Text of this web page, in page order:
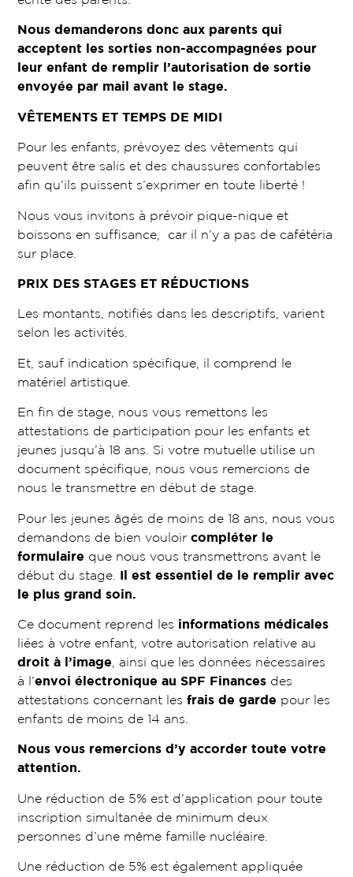
Nous demanderons donc aux parents qui
acceptent les sorties non-accompagnées pour
leur enfant de remplir l’autorisation de sortie
envoyée par mail avant le stage.
VÊTEMENTS ET TEMPS DE MIDI
Pour les enfants, prévoyez des vêtements qui
peuvent être salis et des chaussures confortables
afin qu’ils puissent s’exprimer en toute liberté !
Nous vous invitons à prévoir pique-nique et
boissons en suffisance, car il n’y a pas de cafétéria
sur place.
PRIX DES STAGES ET RÉDUCTIONS
Les montants, notifiés dans les descriptifs, varient
selon les activités.
Et, sauf indication spécifique, il comprend le
matériel artistique.
En fin de stage, nous vous remettons les
attestations de participation pour les enfants et
jeunes jusqu’à 18 ans. Si votre mutuelle utilise un
document spécifique, nous vous remercions de
nous le transmettre en début de stage.
Pour les jeunes âgés de moins de 18 ans, nous vous
demandons de bien vouloircompléter le
formulaire que nous vous transmettrons avant le
début du stage. Il est essentiel de le remplir avec
le plus grand soin.
Ce document reprend les informations médicales
liées à votre enfant, votre autorisation relative au
droit à l’image , ainsi que les données nécessaires
à l’envoi électronique au SPF Finances des
attestations concernant les frais de garde pour les
enfants de moins de 14 ans.
Nous vous remercions d’y accorder toute votre
attention.
Une réduction de 5% est d’application pour toute
inscription simultanée de minimum deux
personnes d’une même famille nucléaire.
Une réduction de 5% est également appliquée